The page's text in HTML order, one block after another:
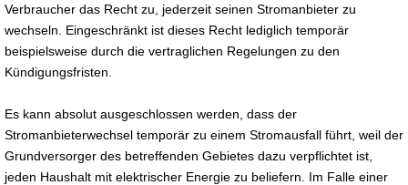
Verbraucher das Recht zu, jederzeit seinen Stromanbieter zu
wechseln. Eingeschränkt ist dieses Recht lediglich temporär
beispielsweise durch die vertraglichen Regelungen zu den
Kündigungsfristen.
Es kann absolut ausgeschlossen werden, dass der
Stromanbieterwechsel temporär zu einem Stromausfall führt, weil der
Grundversorger des betreffenden Gebietes dazu verpflichtet ist,
jeden Haushalt mit elektrischer Energie zu beliefern. Im Falle einer